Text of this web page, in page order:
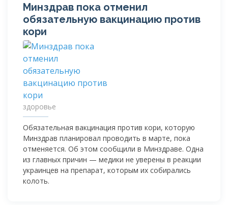
Минздрав пока отменил
обязательную вакцинацию против
кори
здоровье
Обязательная вакцинация против кори, которую
Минздрав планировал проводить в марте, пока
отменяется. Об этом сообщили в Минздраве. Одна
из главных причин — медики не уверены в реакции
украинцев на препарат, которым их собирались
колоть.